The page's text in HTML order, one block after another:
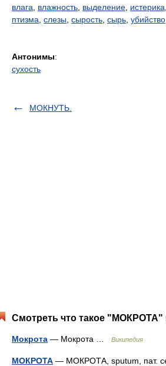
влага
влажность выделение истерика
птизма слезы сырость сырь убийство
Антонимы:
сухость
МОКНУТЬ.
Смотреть что такое "МОКРОТА"
Мокрота — Мокрота … Википедия
МОКРОТА — МОКРОТА, sputum, пат.